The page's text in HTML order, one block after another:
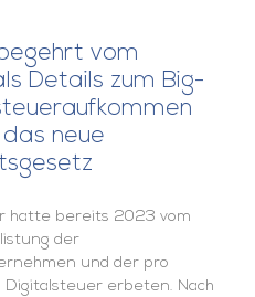
vom
Details zum Big-
neue
hatte bereits 2023 vom
der
und der pro
erbeten. Nach